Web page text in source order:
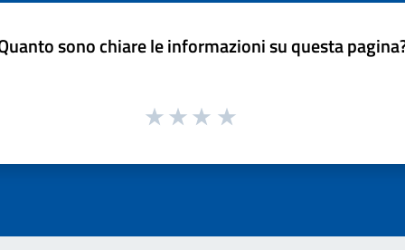
sono chiare le informazioni su questa